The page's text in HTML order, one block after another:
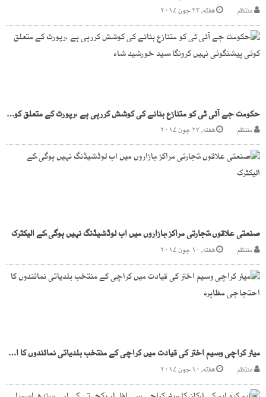
منتظم هفته, ۲۴ جون ۲۰۱۷
حکومت جے آئی ٹی کو متنازع بنانے کی کوشش کررہی ہے ،رپورٹ کے متعلق کوئی پیشنگوئی نہیں کرونگا،سید خورشید شاہ
منتظم هفته, ۲۴ جون ۲۰۱۷
صنعتی علاقوں،تجارتی مراکز،بازاروں میں اب لوڈشیڈنگ نہیں ہوگی،کے الیکٹرک
منتظم هفته, ۱۰ جون ۲۰۱۷
میئر کراچی وسیم اختر کی قیادت میں کراچی کے منتخب بلدیاتی نمائندوں کا احتجاجی مظاہرہ
منتظم هفته, ۱۰ جون ۲۰۱۷